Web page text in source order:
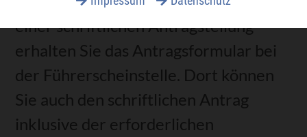
einer schriftlichen Antragstellung
erhalten Sie das Antragsformular bei
der Führerscheinstelle. Dort können
Sie auch den schriftlichen Antrag
inklusive der erforderlichen